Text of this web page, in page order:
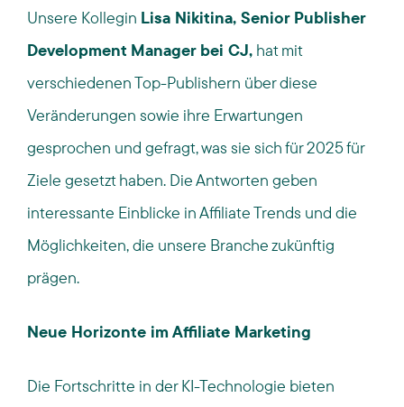
Unsere Kollegin Lisa Nikitina, Senior Publisher
Development Manager bei CJ, hat mit
verschiedenen Top-Publishern über diese
Veränderungen sowie ihre Erwartungen
gesprochen und gefragt, was sie sich für 2025 für
Ziele gesetzt haben. Die Antworten geben
interessante Einblicke in Affiliate Trends und die
Möglichkeiten, die unsere Branche zukünftig
prägen.
Neue Horizonte im Affiliate Marketing
Die Fortschritte in der KI-Technologie bieten